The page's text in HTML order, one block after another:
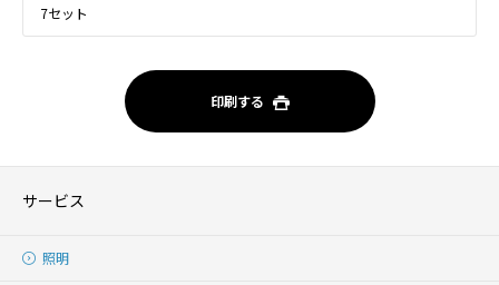
7セット
印刷する
サービス
照明